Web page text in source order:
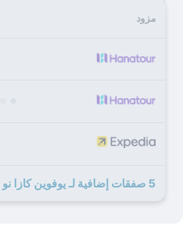
مزود
5 صفقات إضافية لـ يوفوين كازا نو موري